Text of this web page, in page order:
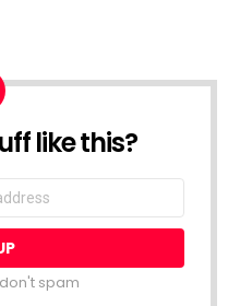
like this?
spam